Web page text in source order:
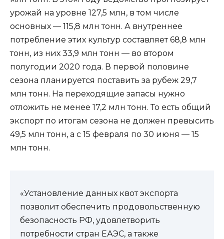
урожай на уровне 127,5 млн, в том числе
основных — 115,8 млн тонн. А внутреннее
потребление этих культур составляет 68,8 млн
тонн, из них 33,9 млн тонн — во втором
полугодии 2020 года. В первой половине
сезона планируется поставить за рубеж 29,7
млн тонн. На переходящие запасы нужно
отложить не менее 17,2 млн тонн. То есть общий
экспорт по итогам сезона не должен превысить
49,5 млн тонн, а с 15 февраля по 30 июня — 15
млн тонн.
«Установление данных квот экспорта
позволит обеспечить продовольственную
безопасность РФ, удовлетворить
потребности стран ЕАЭС, а также